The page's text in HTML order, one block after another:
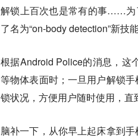
解锁上百次也是常有的事……为
了名为“on-body detection”新技能
根据Android Police的消息，这
等物体表面时；一旦用户解锁
锁状况，方便用户随时使用，直
脑补一下，从你早上起床拿到